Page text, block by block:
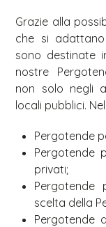
Grazie alla
che si
sono destinate
nostre
non solo negli
locali pubblici.
Pergotende
Pergotende
privati;
Pergotende
scelta della
Pergotende